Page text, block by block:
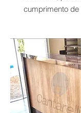
cumprimento de